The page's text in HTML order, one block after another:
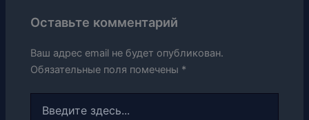
Оставьте комментарий
Ваш адрес email не будет опубликован.
Обязательные поля помечены *
здесь...